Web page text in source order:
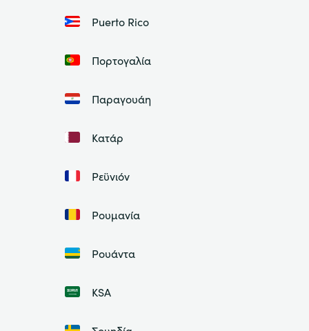
Puerto Rico
Πορτογαλία
Παραγουάη
Κατάρ
Ρεϋνιόν
Ρουμανία
Ρουάντα
ΚSA